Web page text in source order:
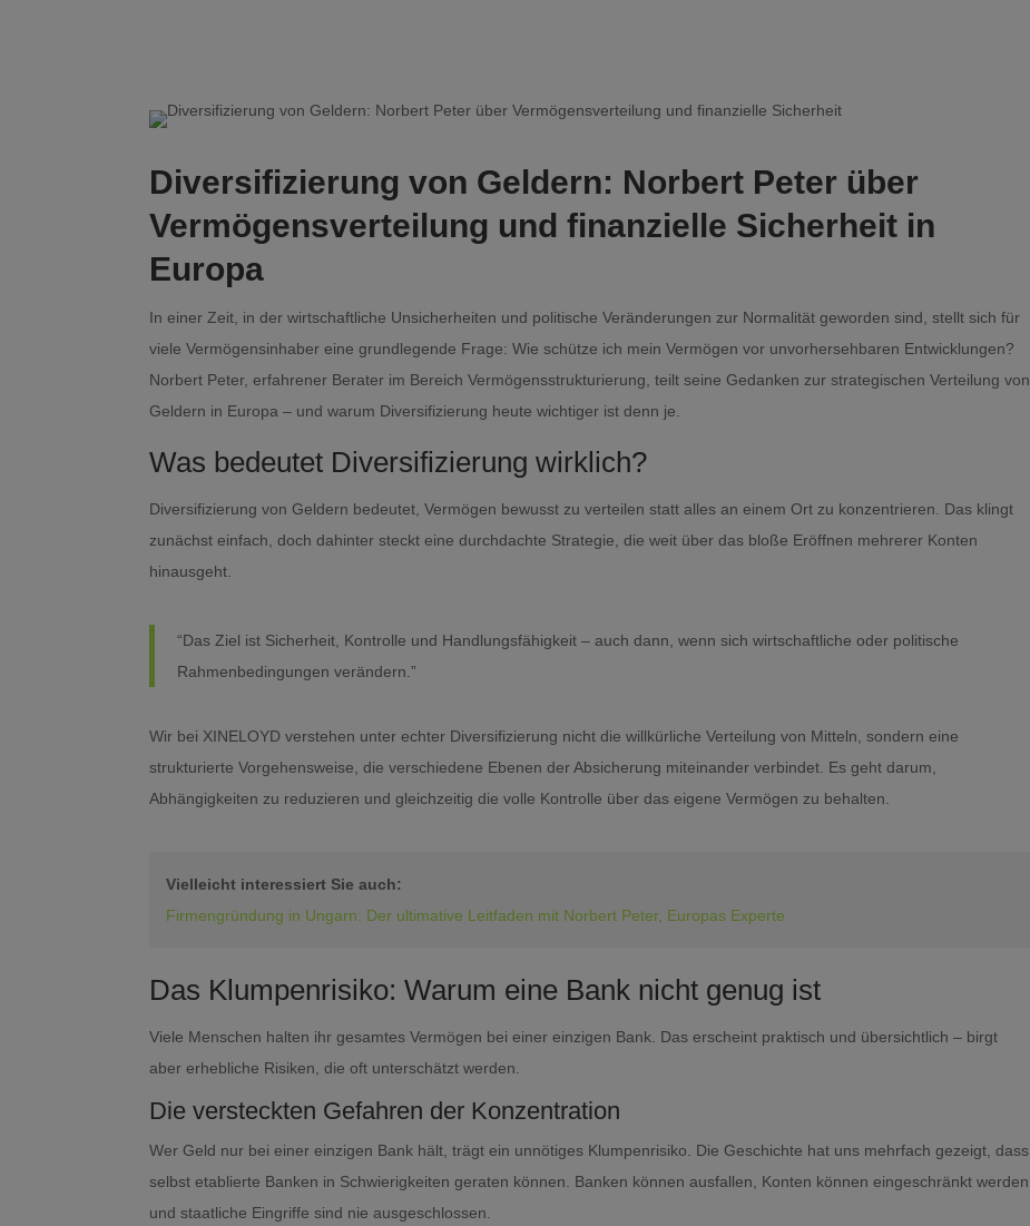
Diversifizierung von Geldern: Norbert Peter über
Vermögensverteilung und finanzielle Sicherheit in
Europa
In einer Zeit, in der wirtschaftliche Unsicherheiten und politische Veränderungen zur Normalität geworden sind, stellt sich für
viele Vermögensinhaber eine grundlegende Frage: Wie schütze ich mein Vermögen vor unvorhersehbaren Entwicklungen?
Norbert Peter, erfahrener Berater im Bereich Vermögensstrukturierung, teilt seine Gedanken zur strategischen Verteilung von
Geldern in Europa – und warum Diversifizierung heute wichtiger ist denn je.
Was bedeutet Diversifizierung wirklich?
Diversifizierung von Geldern bedeutet, Vermögen bewusst zu verteilen statt alles an einem Ort zu konzentrieren. Das klingt
zunächst einfach, doch dahinter steckt eine durchdachte Strategie, die weit über das bloße Eröffnen mehrerer Konten
hinausgeht.
“Das Ziel ist Sicherheit, Kontrolle und Handlungsfähigkeit – auch dann, wenn sich wirtschaftliche oder politische
Rahmenbedingungen verändern.”
Wir bei XINELOYD verstehen unter echter Diversifizierung nicht die willkürliche Verteilung von Mitteln, sondern eine
strukturierte Vorgehensweise, die verschiedene Ebenen der Absicherung miteinander verbindet. Es geht darum,
Abhängigkeiten zu reduzieren und gleichzeitig die volle Kontrolle über das eigene Vermögen zu behalten.
Vielleicht interessiert Sie auch:
Firmengründung in Ungarn: Der ultimative Leitfaden mit Norbert Peter, Europas Experte
Das Klumpenrisiko: Warum eine Bank nicht genug ist
Viele Menschen halten ihr gesamtes Vermögen bei einer einzigen Bank. Das erscheint praktisch und übersichtlich – birgt
aber erhebliche Risiken, die oft unterschätzt werden.
Die versteckten Gefahren der Konzentration
Wer Geld nur bei einer einzigen Bank hält, trägt ein unnötiges Klumpenrisiko. Die Geschichte hat uns mehrfach gezeigt, dass
selbst etablierte Banken in Schwierigkeiten geraten können. Banken können ausfallen, Konten können eingeschränkt werden
und staatliche Eingriffe sind nie ausgeschlossen.